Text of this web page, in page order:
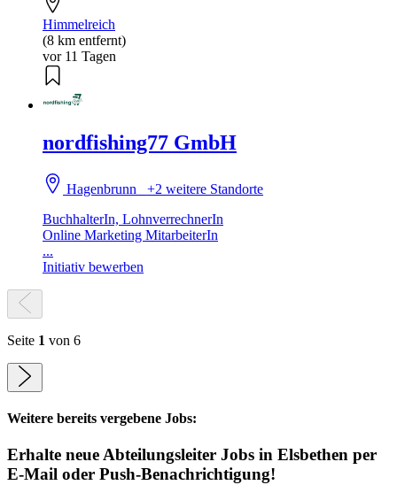
Himmelreich
(8 km entfernt)
vor 11 Tagen
nordfishing77 GmbH
Hagenbrunn+2 weitere Standorte
BuchhalterIn, LohnverrechnerIn
Online Marketing MitarbeiterIn
...
Initiativ bewerben
Seite 1 von 6
Weitere bereits vergebene Jobs:
Erhalte neueAbteilungsleiter Jobs in Elsbethen per
E-Mail oder Push-Benachrichtigung!